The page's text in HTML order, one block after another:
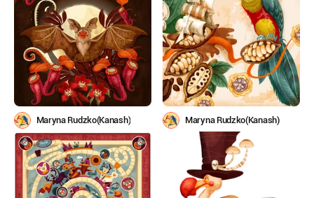
Maryna Rudzko(Kanash) Maryna Rudzko(Kanash)